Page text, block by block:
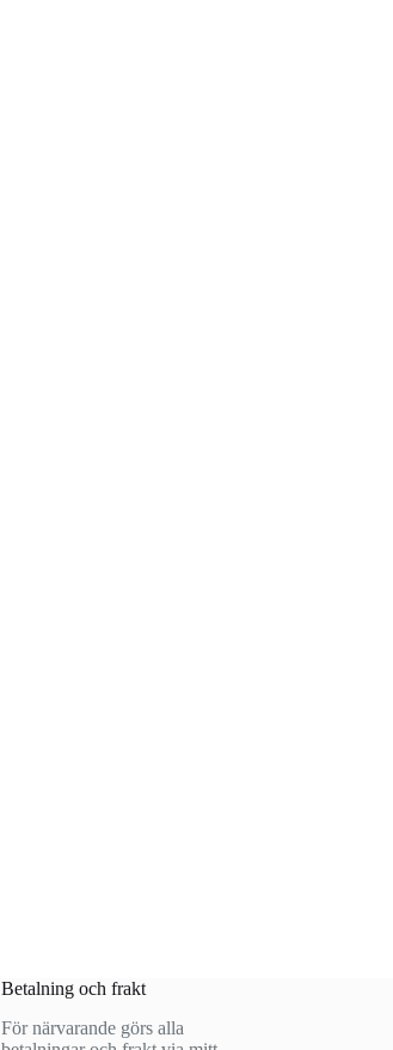
Betalning och frakt
För närvarande görs alla